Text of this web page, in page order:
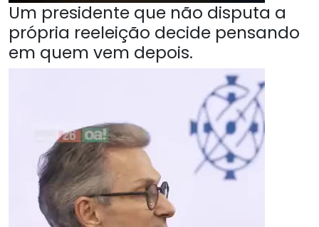
Um presidente que não disputa a
própria reeleição decide pensando
em quem vem depois.